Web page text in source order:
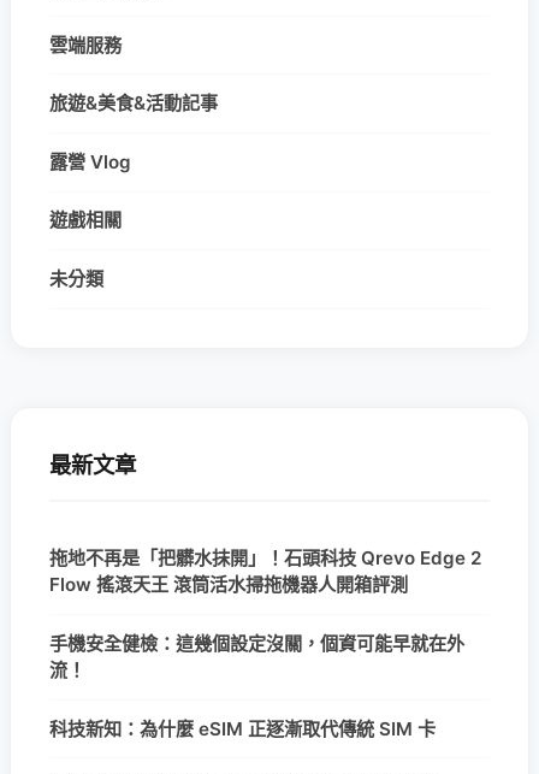
雲端服務
旅遊&美食&活動記事
露營 Vlog
遊戲相關
未分類
最新文章
拖地不再是「把髒水抹開」！石頭科技 Qrevo Edge 2
Flow 搖滾天王 滾筒活水掃拖機器人開箱評測
手機安全健檢：這幾個設定沒關，個資可能早就在外
流！
科技新知：為什麼 eSIM 正逐漸取代傳統 SIM 卡